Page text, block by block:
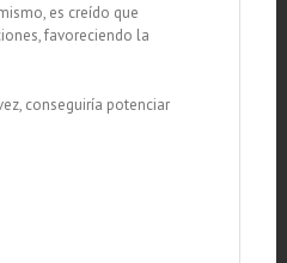
es creído que
favoreciendo la
conseguiría potenciar